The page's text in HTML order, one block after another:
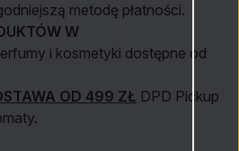
metodę płatności.
W
i kosmetyki dostępne od
OD 499 ZŁ DPD Pickup